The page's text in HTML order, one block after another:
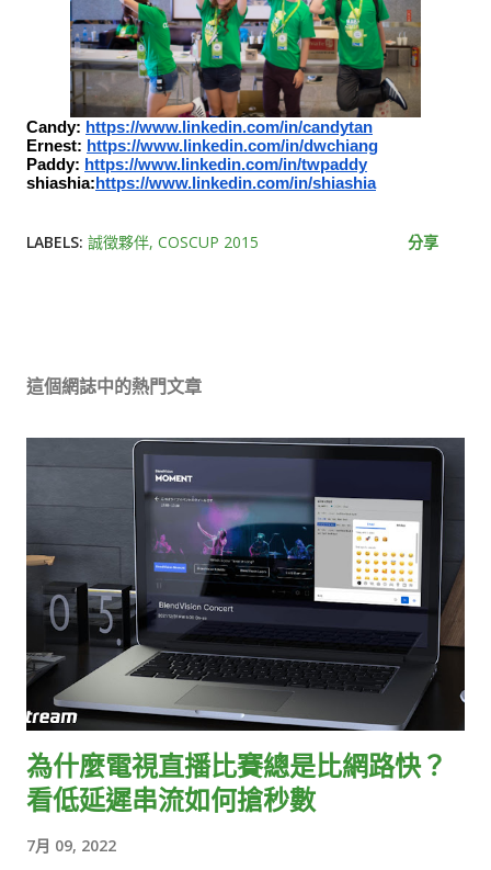
Candy: https://www.linkedin.com/in/candytan
Ernest: https://www.linkedin.com/in/dwchiang
Paddy: https://www.linkedin.com/in/twpaddy
shiashia:https://www.linkedin.com/in/shiashia
LABELS: 誠徵夥伴 COSCUP 2015 分享
這個網誌中的熱門文章
為什麼電視直播比賽總是比網路快？
看低延遲串流如何搶秒數
7月 09, 2022